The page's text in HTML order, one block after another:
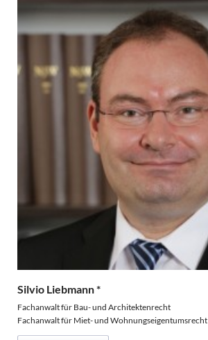
Silvio Liebmann *
Fachanwalt für Bau- und Architektenrecht
Fachanwalt für Miet- und Wohnungseigentumsrecht